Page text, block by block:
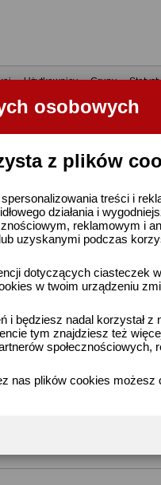
osobowych
z plików
treści i
działania i
reklamowym i
uzyskanymi podczas
dotyczących ciasteczek
w twoim urządzeniu
i będziesz nadal korzystał
tym znajdziesz też
społecznościowych,
nas plików cookies możesz
•Użytkownicy•Grupy•